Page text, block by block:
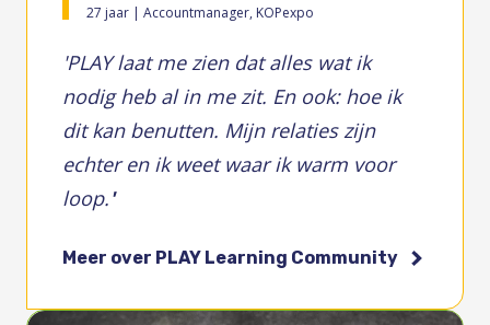
27 jaar | Accountmanager, KOPexpo
'PLAY laat me zien dat alles wat ik
nodig heb al in me zit. En ook: hoe ik
dit kan benutten. Mijn relaties zijn
echter en ik weet waar ik warm voor
loop.'
Meer over PLAY Learning Community